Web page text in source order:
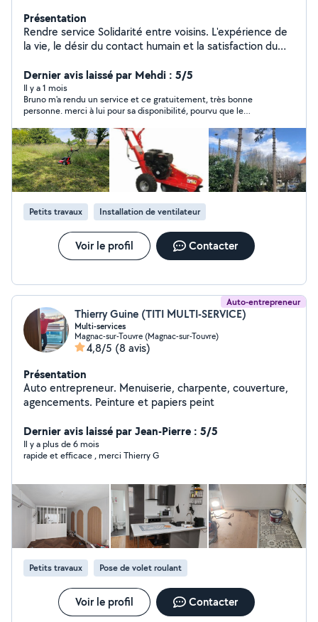
Présentation
Rendre service Solidarité entre voisins. L'expérience de
la vie, le désir du contact humain et la satisfaction du
dire gratuité.....
Dernier avis laissé par Mehdi : 5/5
Il y a 1 mois
Bruno m'a rendu un service et ce gratuitement, très bonne
personne. merci à lui pour sa disponibilité, pourvu que le
Petits travaux Installation de ventilateur
Voir le profil Contacter
Auto-entrepreneur
Thierry Guine (TITI MULTI-SERVICE)
Multi-services
Magnac-sur-Touvre (Magnac-sur-Touvre)
4,8/5 (8 avis)
Présentation
Auto entrepreneur. Menuiserie, charpente, couverture,
agencements. Peinture et papiers peint
Dernier avis laissé par Jean-Pierre : 5/5
Il y a plus de 6 mois
rapide et efficace , merci Thierry G
Petits travaux Pose de volet roulant
Voir le profil Contacter